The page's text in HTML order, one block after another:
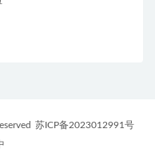
苏ICP备2023012991号